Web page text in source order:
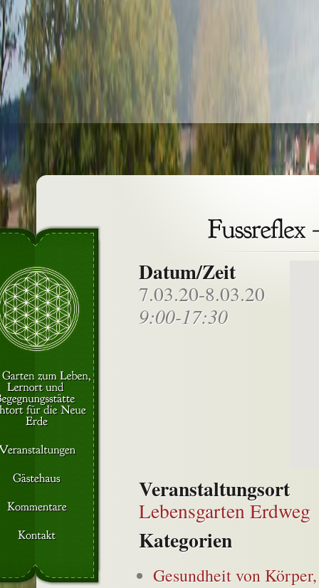
Datum/Zeit
7.03.20-8.03.20
9:00-17:30
Veranstaltungsort
Lebensgarten Erdweg
Kategorien
Gesundheit von